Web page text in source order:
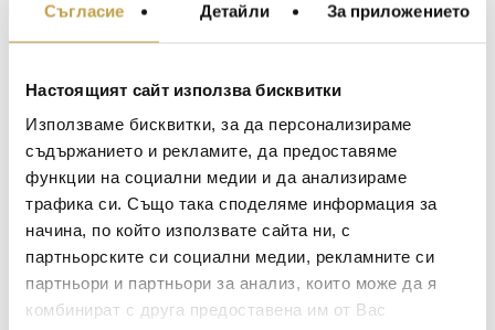
Съгласие Детайли За приложението
Настоящият сайт използва бисквитки
Използваме бисквитки, за да персонализираме
съдържанието и рекламите, да предоставяме
функции на социални медии и да анализираме
трафика си. Също така споделяме информация за
начина, по който използвате сайта ни, с
партньорските си социални медии, рекламните си
партньори и партньори за анализ, които може да я
комбинират с друга предоставена им от Вас
Чист, иновативен, закачлив – във всеки
продукт на Pols Potten се виждат
холандските корени. И точно тези
качества правят нашите продукти
подходящи за всеки интериор, навсякъде
по света. Независимо дали е във витрина,
хотел или във вашия собствен дом. Ние
предлагаме една стилна концепция за
пространства и ви каним да забравите
МЕБЕЛИ ЗА ДОМА И
ЗА МАСАТА
ТЕКСТИЛ ЗА ДОМА
АРОМАТИ ЗА ДОМА
ИЗКУСТВО И КНИГИ
ВИСОК КЛАС
BACCARAT
TOM DIXON
MICHAEL ARAM
ASSOULINE
SELETTI